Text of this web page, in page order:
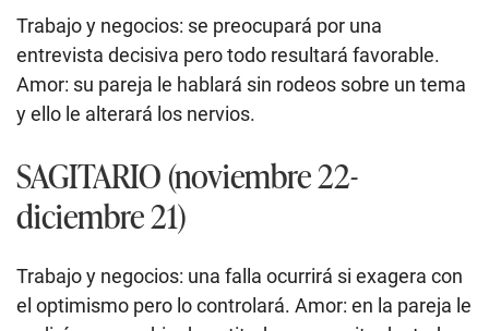
Trabajo y negocios: se preocupará por una
entrevista decisiva pero todo resultará favorable.
Amor: su pareja le hablará sin rodeos sobre un tema
y ello le alterará los nervios.
SAGITARIO (noviembre 22-
diciembre 21)
Trabajo y negocios: una falla ocurrirá si exagera con
el optimismo pero lo controlará. Amor: en la pareja le